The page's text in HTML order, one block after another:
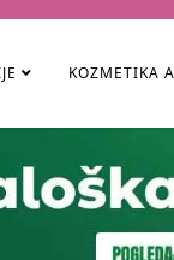
KOZMETIKA